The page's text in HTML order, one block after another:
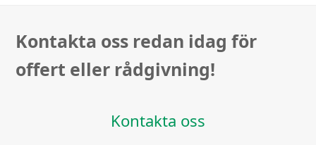
Kontakta oss redan idag för
offert eller rådgivning!
Kontakta oss